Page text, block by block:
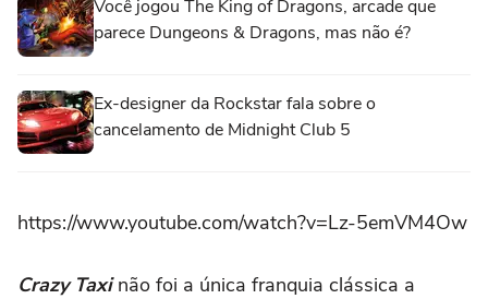
Você jogou The King of Dragons, arcade que
parece Dungeons & Dragons, mas não é?
Ex-designer da Rockstar fala sobre o
cancelamento de Midnight Club 5
https://www.youtube.com/watch?v=Lz-5emVM4Ow
Crazy Taxinão foi a única franquia clássica a